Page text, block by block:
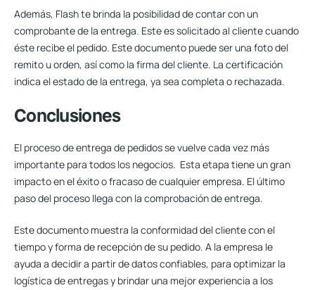
Además, Flash te brinda la posibilidad de contar con un
comprobante de la entrega. Este es solicitado al cliente cuando
éste recibe el pedido. Este documento puede ser una foto del
remito u orden, así como la firma del cliente. La certificación
indica el estado de la entrega, ya sea completa o rechazada.
Conclusiones
El proceso de entrega de pedidos se vuelve cada vez más
importante para todos los negocios. Esta etapa tiene un gran
impacto en el éxito o fracaso de cualquier empresa. El último
paso del proceso llega con la comprobación de entrega.
Este documento muestra la conformidad del cliente con el
tiempo y forma de recepción de su pedido. A la empresa le
ayuda a decidir a partir de datos confiables, para optimizar la
logística de entregasy brindar una mejor experiencia a los